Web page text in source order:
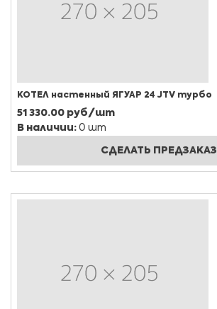
КОТЕЛ настенный ЯГУАР 24 JTV турбо
51 330.00 руб/шт
В наличии: 0 шт
СДЕЛАТЬ ПРЕДЗАКАЗ